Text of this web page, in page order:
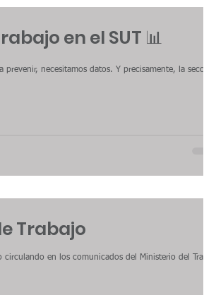
en el SUT 📊
necesitamos datos. Y precisamente, la sección
Trabajo
en los comunicados del Ministerio del Trabajo